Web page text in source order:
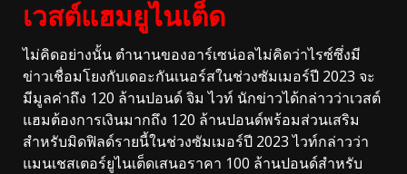
เวสต์แฮมยูไนเต็ด
ไม่คิดอย่างนั้น ตำนานของอาร์เซน่อลไม่คิดว่าไรซ์ซึ่งมี
ข่าวเชื่อมโยงกับเดอะกันเนอร์สในช่วงซัมเมอร์ปี 2023 จะ
มีมูลค่าถึง 120 ล้านปอนด์ จิม ไวท์ นักข่าวได้กล่าวว่าเวสต์
แฮมต้องการเงินมากถึง 120 ล้านปอนด์พร้อมส่วนเสริม
สำหรับมิดฟิลด์รายนี้ในช่วงซัมเมอร์ปี 2023 ไวท์กล่าวว่า
แมนเชสเตอร์ยูไนเต็ดเสนอราคา 100 ล้านปอนด์สำหรับ